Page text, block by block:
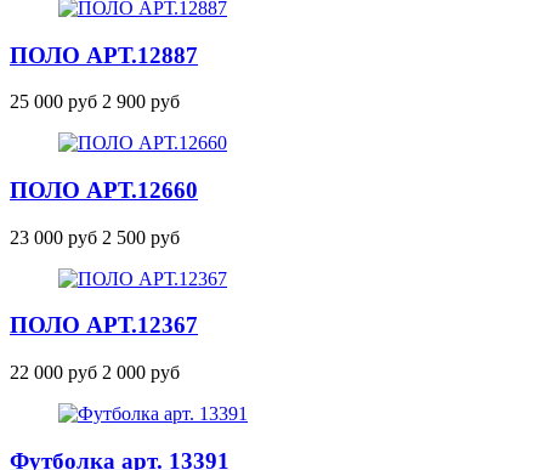
ПОЛО АРТ.12887
25 000 руб 2 900 руб
ПОЛО АРТ.12660
23 000 руб 2 500 руб
ПОЛО АРТ.12367
22 000 руб 2 000 руб
Футболка арт. 13391